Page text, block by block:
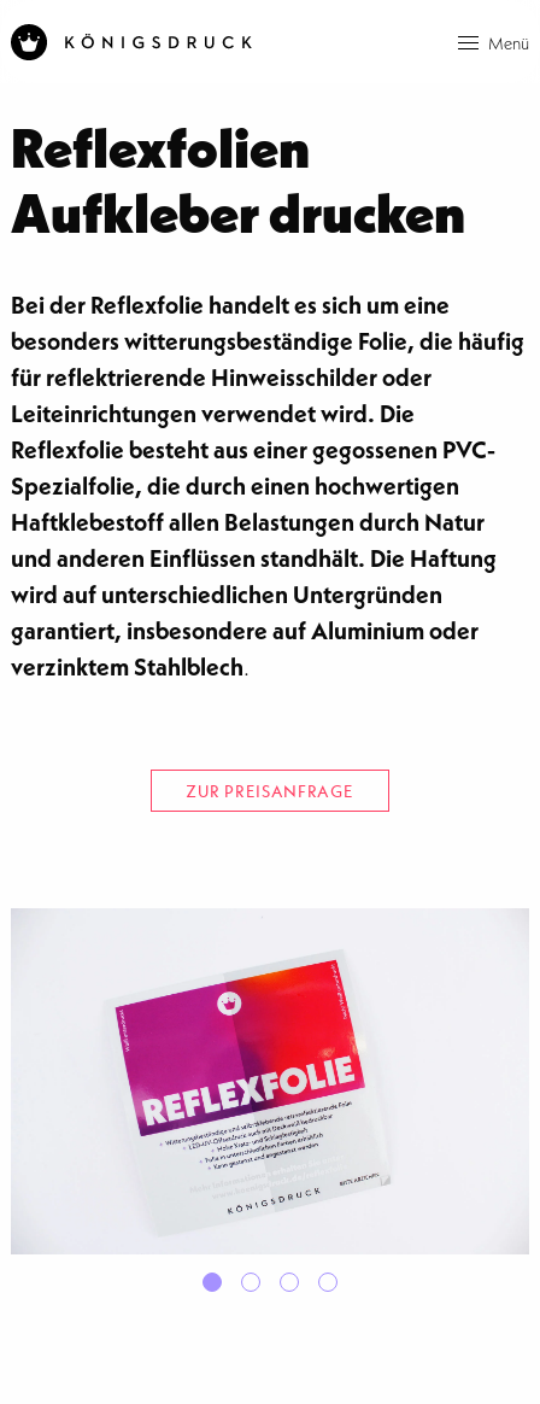
Menü
Reflexfolien
Aufkleber drucken
Bei der Reflexfolie handelt es sich um eine
besonders witterungsbeständige Folie, die häufig
für reflektrierende Hinweisschilder oder
Leiteinrichtungen verwendet wird. Die
Reflexfolie besteht aus einer gegossenen PVC-
Spezialfolie, die durch einen hochwertigen
Haftklebestoff allen Belastungen durch Natur
und anderen Einflüssen standhält. Die Haftung
wird auf unterschiedlichen Untergründen
garantiert, insbesondere auf Aluminium oder
verzinktem Stahlblech.
ZUR PREISANFRAGE